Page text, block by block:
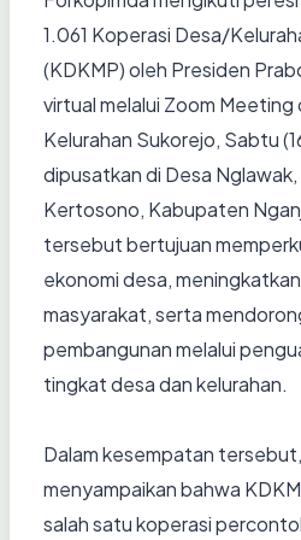
1.061 Koperasi Desa/
(KDKMP) oleh Presiden
virtual melalui Zoom Meeting
Kelurahan Sukorejo, Sabtu
dipusatkan di Desa
Kertosono, Kabupaten
tersebut bertujuan
ekonomi desa,
masyarakat, serta
pembangunan melalui
tingkat desa dan kelurahan.
Dalam kesempatan
menyampaikan bahwa
salah satu koperasi